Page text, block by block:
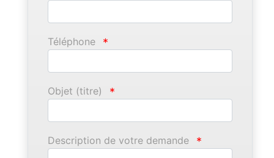
Téléphone *
Objet (titre) *
Description de votre demande *